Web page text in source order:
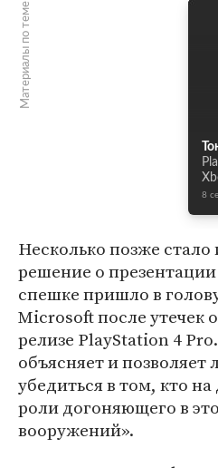
Материалы по теме
8
Несколько позже стало
решение о
спешке пришло в
Microsoft после утечек
релизе PlayStation 4
объясняет и позволяет
убедиться в том, кто
роли догоняющего в
вооружений».